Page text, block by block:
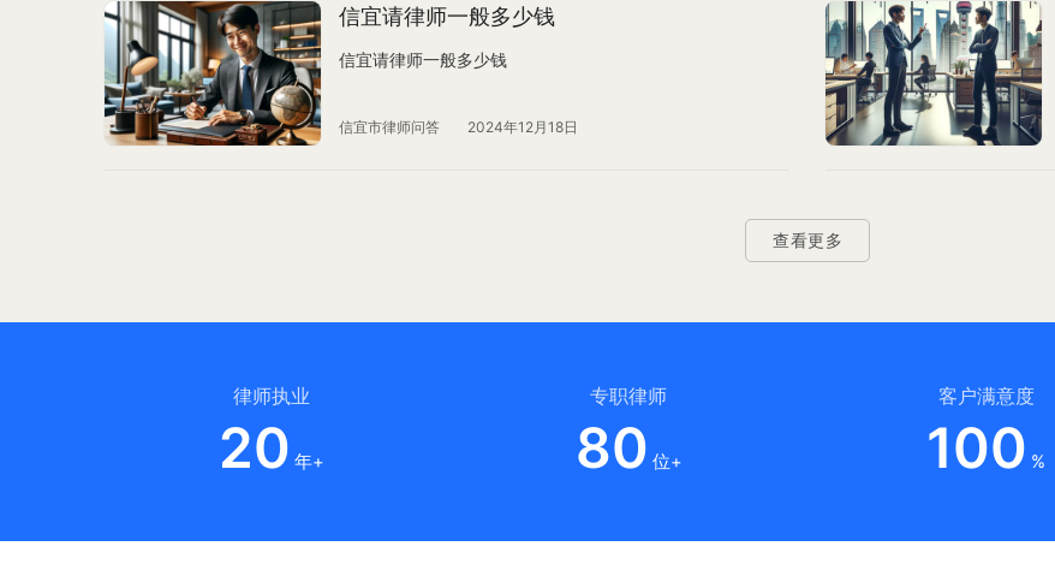
信宜请律师一般多少钱
信宜请律师一般多少钱
信宜市律师问答 2024年12月18日
查看更多
律师执业
20 年+
专职律师
80 位+
客户满意度
100 %